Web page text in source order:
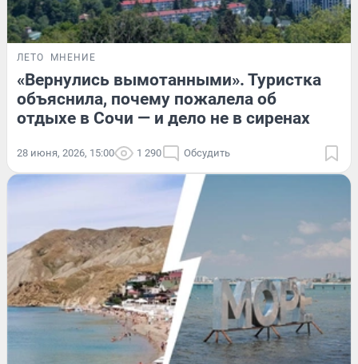
ЛЕТО МНЕНИЕ
«Вернулись вымотанными». Туристка
объяснила, почему пожалела об
отдыхе в Сочи — и дело не в сиренах
28 июня, 2026, 15:00 1 290 Обсудить